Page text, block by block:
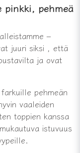
pinkki, pehmeä
–
juuri siksi , että
ja ovat
farkuille pehmeän
vaaleiden
toppien kanssa
mukautuva istuvuus